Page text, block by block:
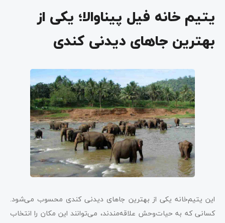
یتیم خانه فیل پیناوالا؛ یکی از
بهترین جاهای دیدنی کندی
این یتیم‌خانه یکی از بهترین جاهای دیدنی کندی محسوب می‌شود.
کسانی که به حیات‌وحش علاقه‌مندند، می‌توانند این مکان را انتخاب